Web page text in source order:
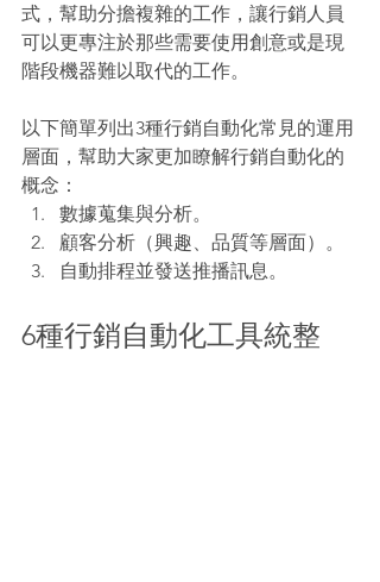
式，幫助分擔複雜的工作，讓行銷人員
可以更專注於那些需要使用創意或是現
階段機器難以取代的工作。
以下簡單列出3種行銷自動化常見的運用
層面，幫助大家更加瞭解行銷自動化的
概念：
數據蒐集與分析。
顧客分析（興趣、品質等層面）。
自動排程並發送推播訊息。
6種行銷自動化工具統整